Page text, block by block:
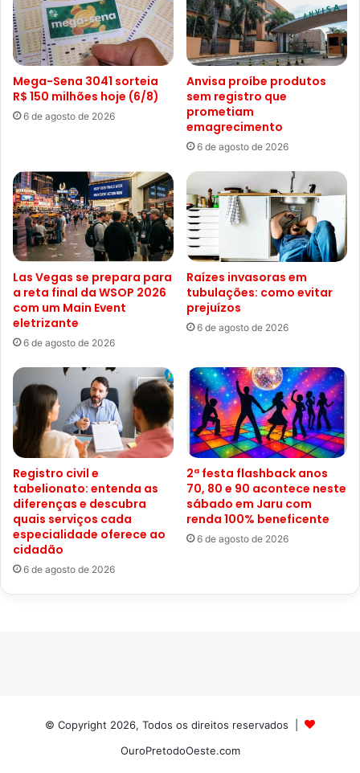
Mega-Sena 3041 sorteia
R$ 150 milhões hoje (6/8)
6 de agosto de 2026
Anvisa proíbe produtos
sem registro que
prometiam
emagrecimento
6 de agosto de 2026
Las Vegas se prepara para
a reta final da WSOP 2026
com um Main Event
eletrizante
6 de agosto de 2026
Raízes invasoras em
tubulações: como evitar
prejuízos
6 de agosto de 2026
Registro civil e
tabelionato: entenda as
diferenças e descubra
quais serviços cada
especialidade oferece ao
cidadão
6 de agosto de 2026
2ª festa flashback anos
70, 80 e 90 acontece neste
sábado em Jaru com
renda 100% beneficente
6 de agosto de 2026
© Copyright 2026, Todos os direitos reservados |
OuroPretodoOeste.com